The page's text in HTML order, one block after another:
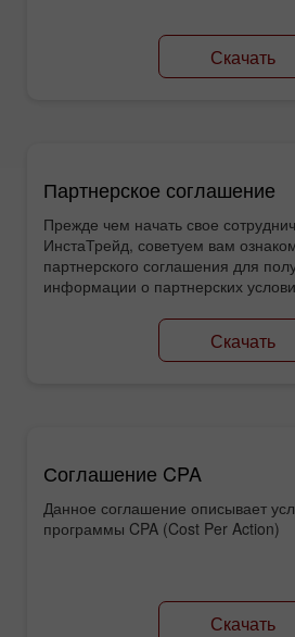
Скачать
Партнерское соглашение
Прежде чем начать свое
ИнстаТрейд, советуем вам
партнерского соглашения для
информации о партнерских
Скачать
Соглашение CPA
Данное соглашение описывает
программы CPA (Cost Per Action)
Скачать